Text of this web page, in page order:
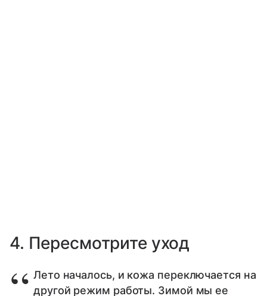
4. Пересмотрите уход
Лето началось, и кожа переключается на
другой режим работы. Зимой мы ее